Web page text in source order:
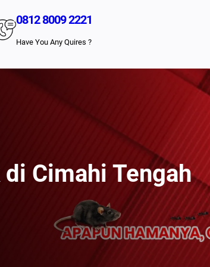
0812 8009 2221
Have You Any Quires ?
Cimahi Tengah